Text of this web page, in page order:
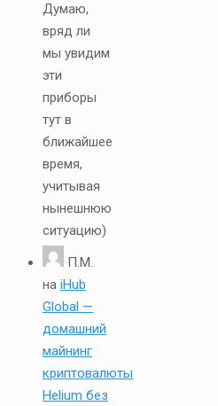
Думаю,
вряд ли
мы увидим
эти
приборы
тут в
ближайшее
время,
учитывая
нынешнюю
ситуацию)
П.М.
на iHub
Global —
домашний
майнинг
криптовалюты
Helium без